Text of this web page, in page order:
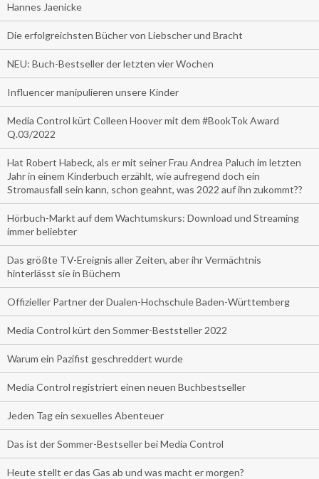
Hannes Jaenicke
Die erfolgreichsten Bücher von Liebscher und Bracht
NEU: Buch-Bestseller der letzten vier Wochen
Influencer manipulieren unsere Kinder
Media Control kürt Colleen Hoover mit dem #BookTok Award
Q.03/2022
Hat Robert Habeck, als er mit seiner Frau Andrea Paluch im letzten
Jahr in einem Kinderbuch erzählt, wie aufregend doch ein
Stromausfall sein kann, schon geahnt, was 2022 auf ihn zukommt??
Hörbuch-Markt auf dem Wachtumskurs: Download und Streaming
immer beliebter
Das größte TV-Ereignis aller Zeiten, aber ihr Vermächtnis
hinterlässt sie in Büchern
Offizieller Partner der Dualen-Hochschule Baden-Württemberg
Media Control kürt den Sommer-Beststeller 2022
Warum ein Pazifist geschreddert wurde
Media Control registriert einen neuen Buchbestseller
Jeden Tag ein sexuelles Abenteuer
Das ist der Sommer-Bestseller bei Media Control
Heute stellt er das Gas ab und was macht er morgen?